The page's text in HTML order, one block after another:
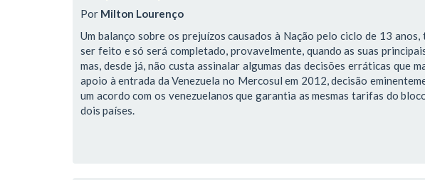
Por Milton Lourenço
Um balanço sobre os prejuízos causados à Nação pelo ciclo de 13
ser feito e só será completado, provavelmente, quando as suas
mas, desde já, não custa assinalar algumas das decisões erráticas que
apoio à entrada da Venezuela no Mercosul em 2012, decisão
um acordo com os venezuelanos que garantia as mesmas tarifas do
dois países.